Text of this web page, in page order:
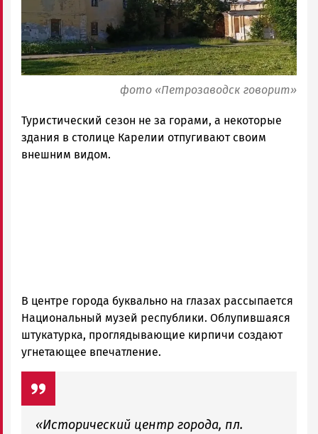
фото «Петрозаводск говорит»
Туристический сезон не за горами, а некоторые
здания в столице Карелии отпугивают своим
внешним видом.
В центре города буквально на глазах рассыпается
Национальный музей республики. Облупившаяся
штукатурка, проглядывающие кирпичи создают
угнетающее впечатление.
«Исторический центр города, пл.